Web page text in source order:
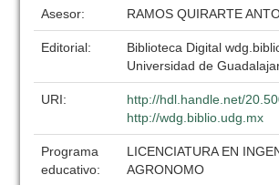
Asesor: RAMOS QUIRARTE
Editorial:
Biblioteca Digital
Universidad de
URI:
http://hdl.handle.net/
http://wdg.biblio.udg.mx
Programa
educativo:
LICENCIATURA EN
AGRONOMO